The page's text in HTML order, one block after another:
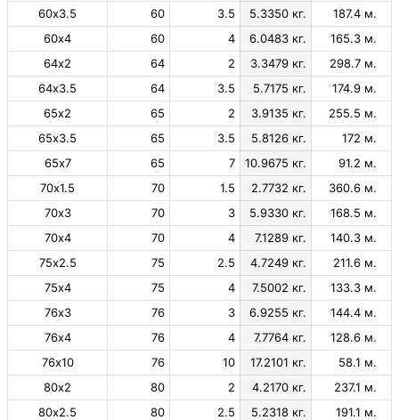
60х3.5
60 3.5 5.3350 кг.
187.4 м.
60х4
60 4 6.0483 кг.
165.3 м.
64х2
64 2 3.3479 кг.
298.7 м.
64х3.5
64 3.5 5.7175 кг.
174.9 м.
65х2
65 2 3.9135 кг.
255.5 м.
65х3.5
65 3.5 5.8126 кг.
172 м.
65х7
65 7 10.9675 кг.
91.2 м.
70х1.5
70 1.5 2.7732 кг.
360.6 м.
70х3
70 3 5.9330 кг.
168.5 м.
70х4
70 4 7.1289 кг.
140.3 м.
75х2.5
75 2.5 4.7249 кг.
211.6 м.
75х4
75 4 7.5002 кг.
133.3 м.
76х3
76 3 6.9255 кг.
144.4 м.
76х4
76 4 7.7764 кг.
128.6 м.
76х10
76 10 17.2101 кг.
58.1 м.
80х2
80 2 4.2170 кг.
237.1 м.
80х2.5
80 2.5 5.2318 кг.
191.1 м.